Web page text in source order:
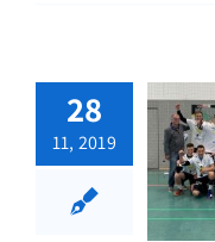
28
11, 2019